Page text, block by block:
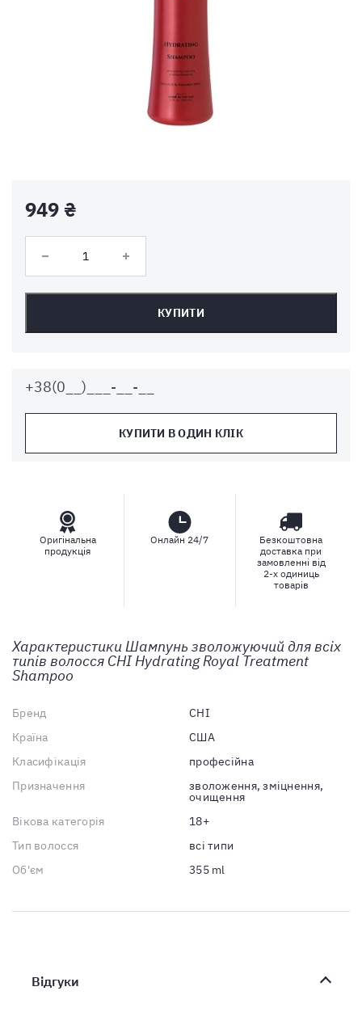
949 ₴
КУПИТИ
КУПИТИ В ОДИН КЛІК
Оригінальна
продукція
Онлайн 24/7
Безкоштовна
доставка при
замовленні від
2-х одиниць
товарів
ХарактеристикиШампунь зволожуючий для всіх
типів волосся CHI Hydrating Royal Treatment
Shampoo
Бренд
CHI
Країна
США
Класифікація
професійна
Призначення
зволоження, зміцнення,
очищення
Вікова категорія
18+
Тип волосся
всі типи
Об'єм
355 ml
Відгуки